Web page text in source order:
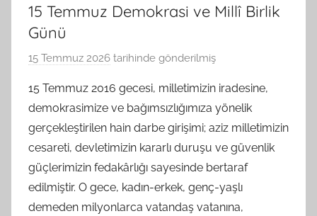
15 Temmuz Demokrasi ve Millî Birlik
Günü
15 Temmuz 2026 tarihinde gönderilmiş
S
A
M
t
a
r
a
15 Temmuz 2016 gecesi, milletimizin iradesine,
demokrasimize ve bağımsızlığımıza yönelik
gerçekleştirilen hain darbe girişimi; aziz milletimizin
cesareti, devletimizin kararlı duruşu ve güvenlik
güçlerimizin fedakârlığı sayesinde bertaraf
edilmiştir. O gece, kadın-erkek, genç-yaşlı
demeden milyonlarca vatandaş vatanına,